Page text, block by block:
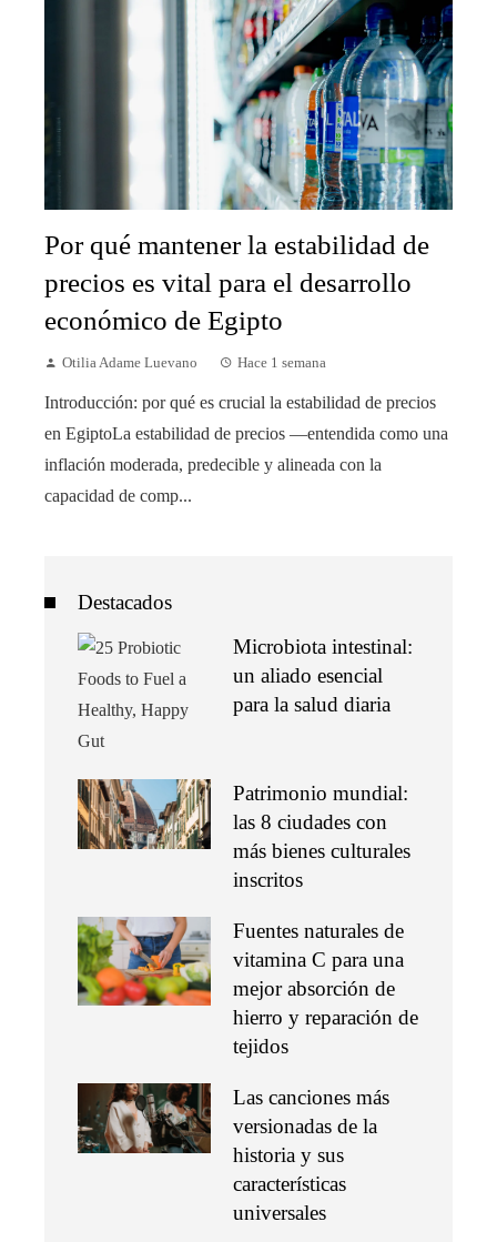
Por qué mantener la estabilidad de
precios es vital para el desarrollo
económico de Egipto
Otilia Adame Luevano Hace 1 semana
Introducción: por qué es crucial la estabilidad de precios
en EgiptoLa estabilidad de precios —entendida como una
inflación moderada, predecible y alineada con la
capacidad de comp...
Destacados
Microbiota intestinal:
un aliado esencial
para la salud diaria
Patrimonio mundial:
las 8 ciudades con
más bienes culturales
inscritos
Fuentes naturales de
vitamina C para una
mejor absorción de
hierro y reparación de
tejidos
Las canciones más
versionadas de la
historia y sus
características
universales